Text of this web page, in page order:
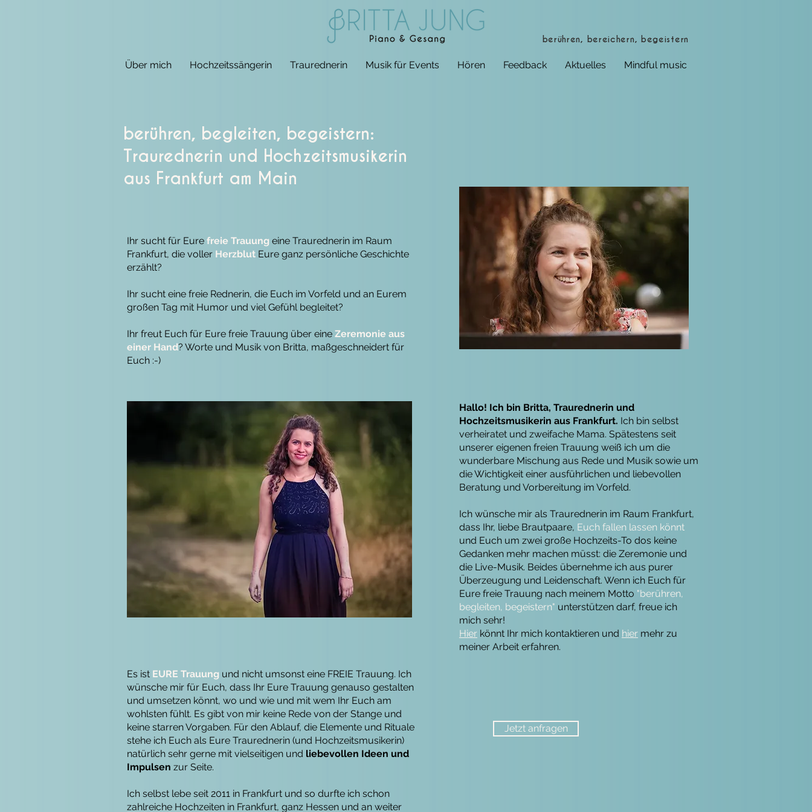
berühren, bereichern, begeistern
Über mich Hochzeitssängerin Traurednerin Musik für Events Hören Feedback Aktuelles Mindful music
berühren, begleiten, begeistern:
Traurednerin und Hochzeitsmusikerin
aus Frankfurt am Main
Ihr sucht für Eure freie Trauung eine Traurednerin im Raum
Frankfurt, die voller Herzblut Eure ganz persönliche Geschichte
erzählt?
Ihr sucht eine freie Rednerin, die Euch im Vorfeld und an Eurem
großen Tag mit Humor und viel Gefühl begleitet?
Ihr freut Euch für Eure freie Trauung über eine Zeremonie aus
einer Hand? Worte und Musik von Britta, maßgeschneidert für
Euch :-)
Hallo! Ich bin Britta, Traurednerin und
Hochzeitsmusikerin aus Frankfurt. Ich bin selbst
verheiratet und zweifache Mama. Spätestens seit
unserer eigenen freien Trauung weiß ich um die
wunderbare Mischung aus Rede und Musik sowie um
die Wichtigkeit einer ausführlichen und liebevollen
Beratung und Vorbereitung im Vorfeld.
Ich wünsche mir als Traurednerin im Raum Frankfurt,
dass Ihr, liebe Brautpaare, Euch fallen lassen könnt
und Euch um zwei große Hochzeits-To dos keine
Gedanken mehr machen müsst: die Zeremonie und
die Live-Musik. Beides übernehme ich aus purer
Überzeugung und Leidenschaft. Wenn ich Euch für
Eure freie Trauung nach meinem Motto "berühren,
begleiten, begeistern" unterstützen darf, freue ich
mich sehr!
Hier könnt Ihr mich kontaktieren und hier mehr zu
meiner Arbeit erfahren.
Es ist EURE Trauung und nicht umsonst eine FREIE Trauung. Ich
wünsche mir für Euch, dass Ihr Eure Trauung genauso gestalten
und umsetzen könnt, wo und wie und mit wem Ihr Euch am
wohlsten fühlt. Es gibt von mir keine Rede von der Stange und
keine starren Vorgaben. Für den Ablauf, die Elemente und Rituale
stehe ich Euch als Eure Traurednerin (und Hochzeitsmusikerin)
natürlich sehr gerne mit vielseitigen und liebevollen Ideen und
Impulsen zur Seite.
Ich selbst lebe seit 2011 in Frankfurt und so durfte ich schon
zahlreiche Hochzeiten in Frankfurt, ganz Hessen und an weiter
Jetzt anfragen